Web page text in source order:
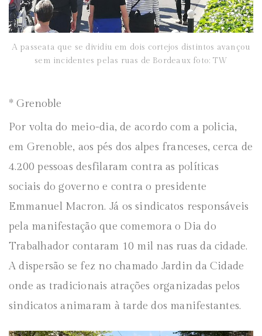
A passeata que se dividiu em dois cortejos distintos avançou
sem incidentes pelas ruas de Bordeaux foto: TW
* Grenoble
Por volta do meio-dia, de acordo com a policia,
em Grenoble, aos pés dos alpes franceses, cerca de
4.200 pessoas desfilaram contra as políticas
sociais do governo e contra o presidente
Emmanuel Macron. Já os sindicatos responsáveis
pela manifestação que comemora o Dia do
Trabalhador contaram 10 mil nas ruas da cidade.
A dispersão se fez no chamado Jardin da Cidade
onde as tradicionais atrações organizadas pelos
sindicatos animaram à tarde dos manifestantes.